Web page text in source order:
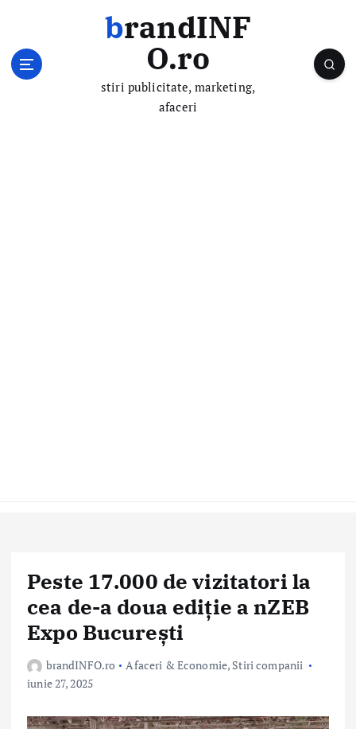
brandINF
O.ro
stiri publicitate, marketing,
afaceri
Peste 17.000 de vizitatori la
cea de-a doua ediție a nZEB
Expo București
brandINFO.ro Afaceri & Economie, Stiri companii
iunie 27, 2025